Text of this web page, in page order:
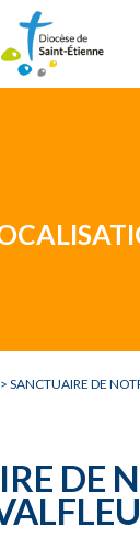
> SANCTUAIRE DE
DE